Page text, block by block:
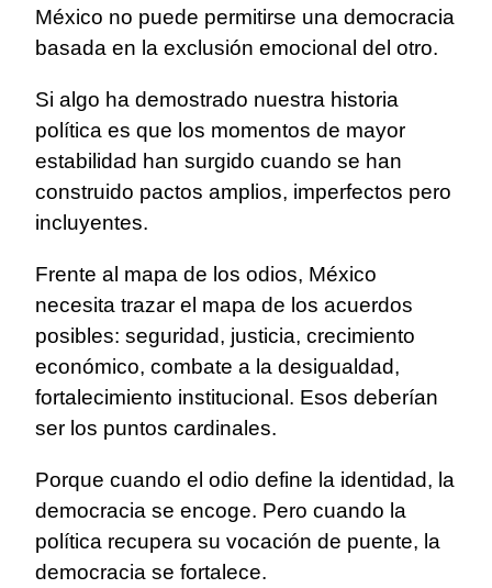
México no puede permitirse una democracia
basada en la exclusión emocional del otro.
Si algo ha demostrado nuestra historia
política es que los momentos de mayor
estabilidad han surgido cuando se han
construido pactos amplios, imperfectos pero
incluyentes.
Frente al mapa de los odios, México
necesita trazar el mapa de los acuerdos
posibles: seguridad, justicia, crecimiento
económico, combate a la desigualdad,
fortalecimiento institucional. Esos deberían
ser los puntos cardinales.
Porque cuando el odio define la identidad, la
democracia se encoge. Pero cuando la
política recupera su vocación de puente, la
democracia se fortalece.